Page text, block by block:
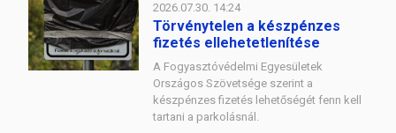
2026.07.30. 14:24
Törvénytelen a készpénzes
fizetés ellehetetlenítése
A Fogyasztóvédelmi Egyesületek
Országos Szövetsége szerint a
készpénzes fizetés lehetőségét fenn kell
tartani a parkolásnál.